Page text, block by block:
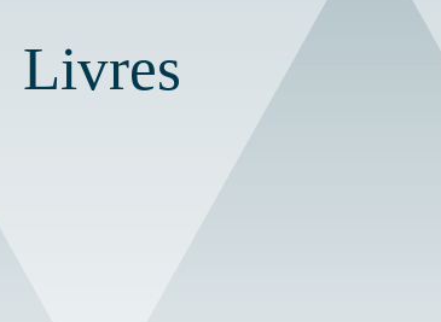
Livres